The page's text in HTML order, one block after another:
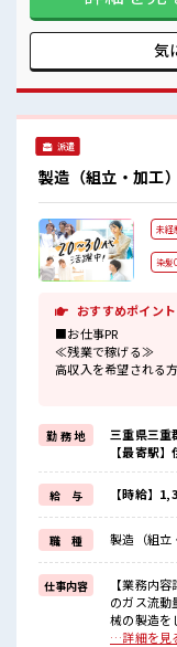
社会人経験が浅くても
ここから経験積んで
るすぎたり
アリ≫ 制服
も活躍で
ど、 しっ
≫ 一人で悩
場の雰囲気
気
派遣
製造（組立・加工
未経
染髪
おすすめポイント
■お仕事PR
≪残業で稼げる≫
高収入を希望される
残業は月20時間以
基本的に髪色自由で
(規定有)≪ラクラク
制服があるので、
毎日の服装の悩み解
≪未経験でも活躍で
新しいことにチャレ
しっかり働く環境が
イチからスキルUP・
≪様々なお仕事をご
一人で悩まず気軽に
派遣のお仕事です！
■職場の雰囲気
勤 務 地
三重県三重
【最寄駅
給 与 【時給】
職 種 製造（組立
仕事内容
【業務内
のガス流動
械の製造を
ねじ締めを
…詳細を見